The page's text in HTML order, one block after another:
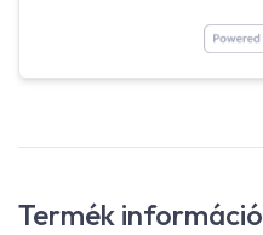
Termék információ